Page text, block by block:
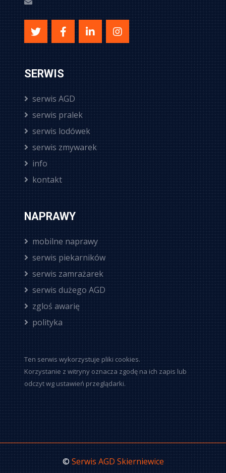
SERWIS
serwis AGD
serwis pralek
serwis lodówek
serwis zmywarek
info
kontakt
NAPRAWY
mobilne naprawy
serwis piekarników
serwis zamrażarek
serwis dużego AGD
zgloś awarię
polityka
Ten serwis wykorzystuje pliki cookies.
Korzystanie z witryny oznacza zgodę na ich zapis lub
odczyt wg ustawień przeglądarki.
©Serwis AGD Skierniewice